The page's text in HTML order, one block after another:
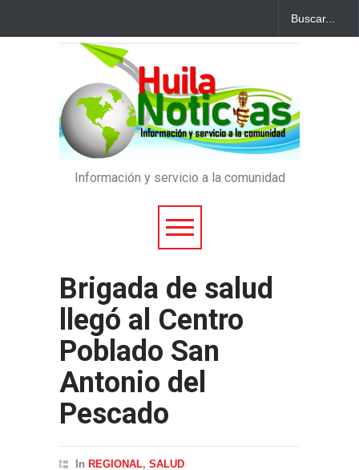
Información y servicio a la comunidad
Brigada de salud
llegó al Centro
Poblado San
Antonio del
Pescado
In REGIONAL, SALUD